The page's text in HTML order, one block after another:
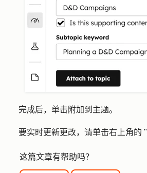
完成后，单击 附加到主题。
要实时更新更改，请单击右上角的 "
这篇文章有帮助吗？